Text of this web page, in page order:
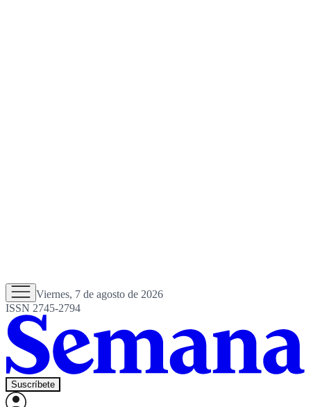
Viernes, 7 de agosto de 2026
ISSN 2745-2794
Suscríbete